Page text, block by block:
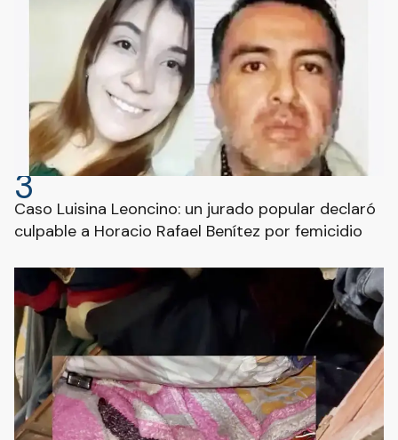
3
Caso Luisina Leoncino: un jurado popular declaró
culpable a Horacio Rafael Benítez por femicidio